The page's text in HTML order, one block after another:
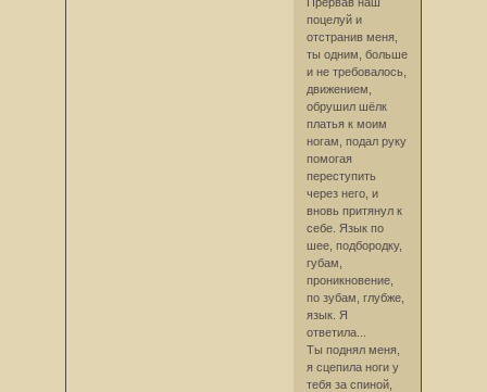
поцелуй и
отстранив меня,
ты одним, больше
и не требовалось,
движением,
обрушил шёлк
платья к моим
ногам, подал руку
помогая
переступить
через него, и
вновь притянул к
себе. Язык по
шее, подбородку,
губам,
проникновение,
по зубам, глубже,
язык. Я
ответила...
Ты поднял меня,
я сцепила ноги у
тебя за спиной,